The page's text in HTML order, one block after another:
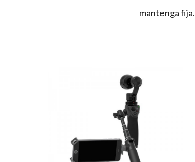
mantenga fija.